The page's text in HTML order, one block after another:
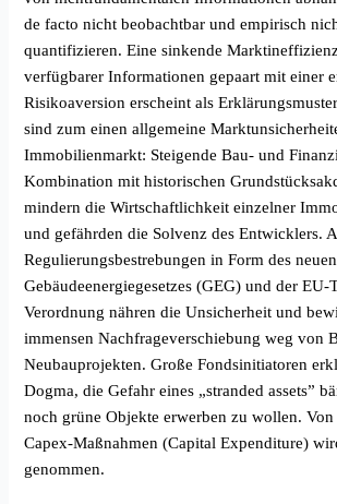
de facto nicht beobachtbar und empirisch
quantifizieren. Eine sinkende
verfügbarer Informationen gepaart mit einer
Risikoaversion erscheint als
sind zum einen allgemeine
Immobilienmarkt: Steigende Bau- und
Kombination mit historischen
mindern die Wirtschaftlichkeit einzelner
und gefährden die Solvenz des Entwicklers.
Regulierungsbestrebungen in Form des neuen
Gebäudeenergiegesetzes (GEG) und der EU-
Verordnung nähren die Unsicherheit und
immensen Nachfrageverschiebung weg von
Neubauprojekten. Große Fondsinitiatoren
Dogma, die Gefahr eines „stranded assets”
noch grüne Objekte erwerben zu wollen.
Capex-Maßnahmen (Capital Expenditure)
genommen.